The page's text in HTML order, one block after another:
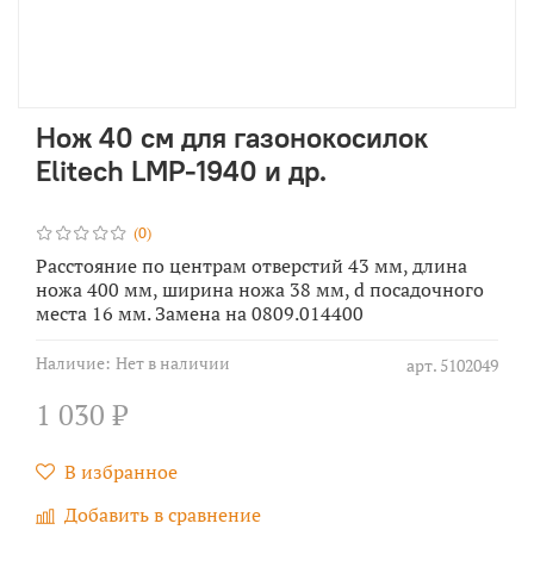
(0)
арт. 5102049
Наличие: Нет в наличии
Нож 40 см для газонокосилок
Elitech LMP-1940 и др.
1 030 ₽
В избранное
Добавить в сравнение
Расстояние по центрам отверстий 43 мм, длина
ножа 400 мм, ширина ножа 38 мм, d посадочного
места 16 мм. Замена на 0809.014400